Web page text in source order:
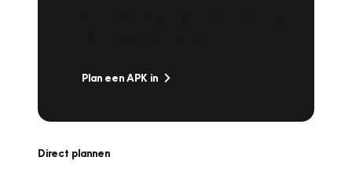
Plan een APK in
Direct plannen